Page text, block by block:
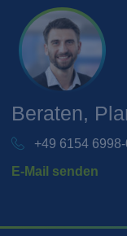
Beraten,
+49 6154 6998-
E-Mail senden